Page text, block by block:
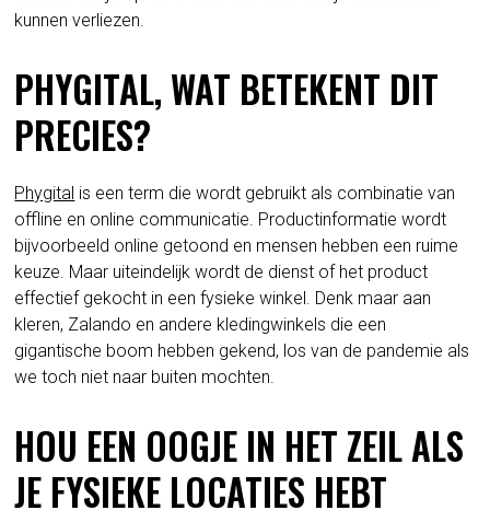
kunnen verliezen.
PHYGITAL, WAT BETEKENT DIT
PRECIES?
Phygital is een term die wordt gebruikt als combinatie van
offline en online communicatie. Productinformatie wordt
bijvoorbeeld online getoond en mensen hebben een ruime
keuze. Maar uiteindelijk wordt de dienst of het product
effectief gekocht in een fysieke winkel. Denk maar aan
kleren, Zalando en andere kledingwinkels die een
gigantische boom hebben gekend, los van de pandemie als
we toch niet naar buiten mochten.
HOU EEN OOGJE IN HET ZEIL ALS
JE FYSIEKE LOCATIES HEBT